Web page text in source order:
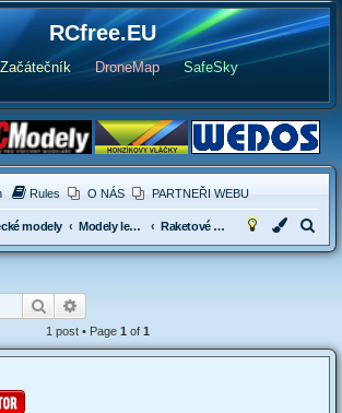
RCfree.EU
Začátečník DroneMap SafeSky
Rules O NÁS PARTNEŘI WEBU
modely Modely letadel s alternativním pohonem Raketové modely letadel
e
h
Search
1 post • Page 1 of 1